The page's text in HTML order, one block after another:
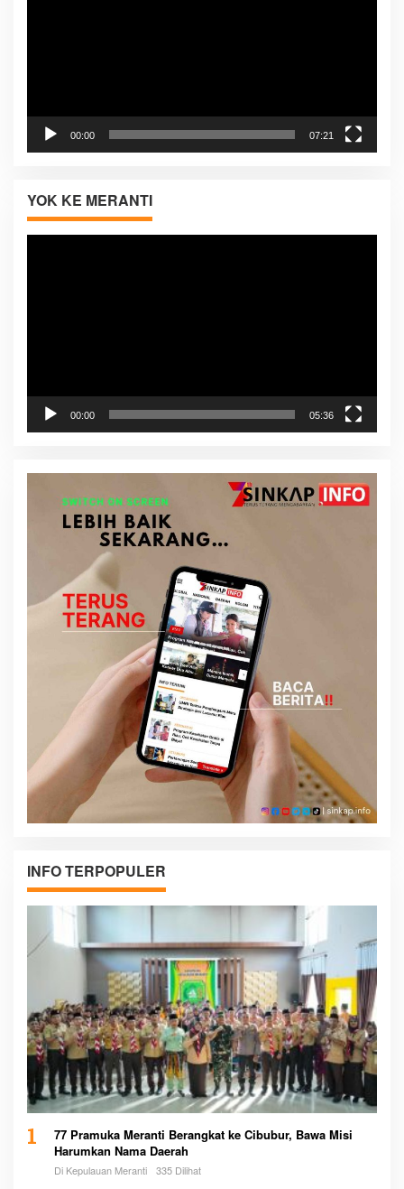
00:00 07:21
YOK KE MERANTI
00:00 05:36
INFO TERPOPULER
1
77 Pramuka Meranti Berangkat ke Cibubur, Bawa Misi
Harumkan Nama Daerah
Di Kepulauan Meranti 335 Dilihat